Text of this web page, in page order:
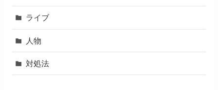
ライブ
人物
対処法